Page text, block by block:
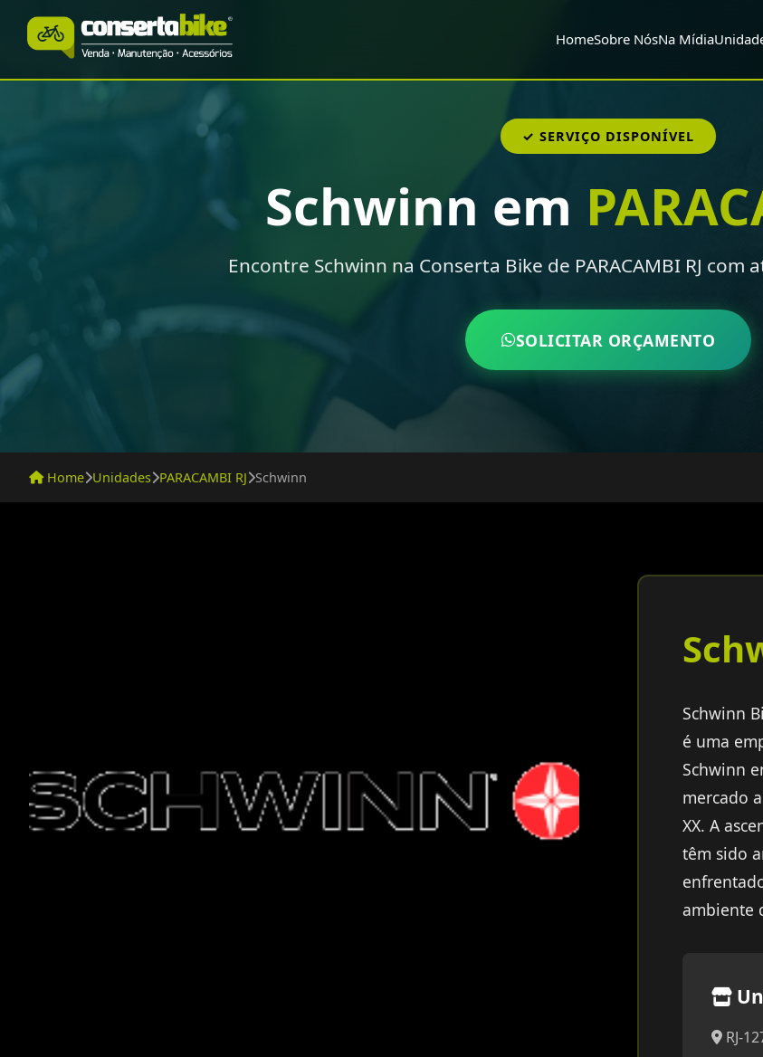
HomeSobre NósNa Mídia
✓ SERVIÇO DISPONÍVEL
Schwinn em
Encontre Schwinn na Conserta Bike de PARACAMBI RJ
SOLICITAR ORÇAMENTO
Home Unidades PARACAMBI RJ Schwinn
Schwinn
é uma
Schwinn
mercado
XX. A
têm sido
ambiente
RJ-